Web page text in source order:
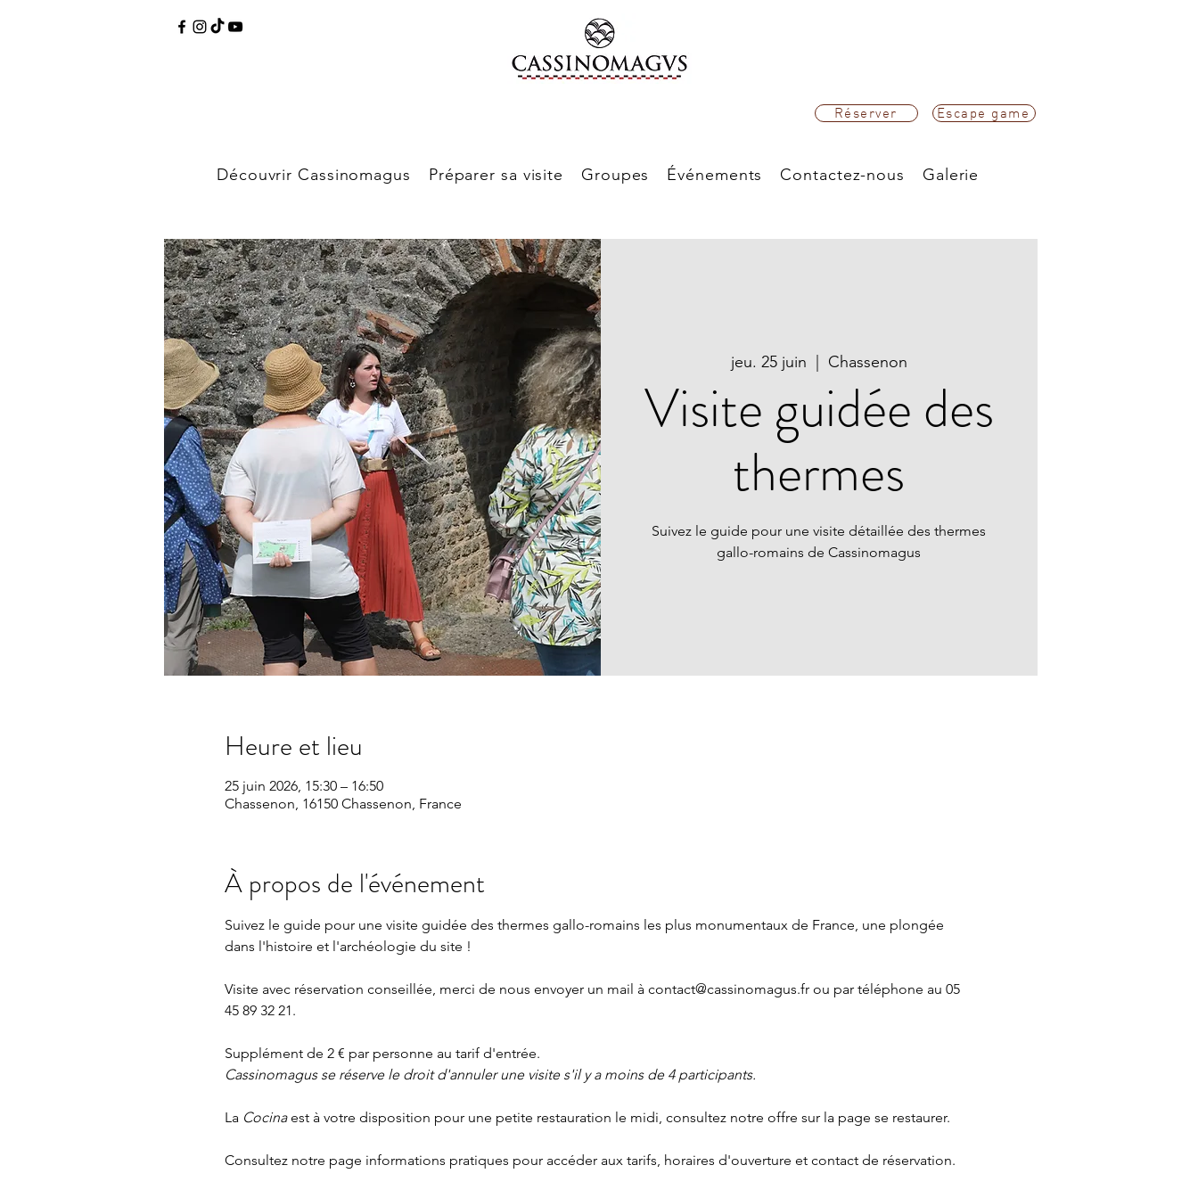
Réserver Escape game
Découvrir Cassinomagus Préparer sa visite Groupes Événements Contactez-nous Galerie
jeu. 25 juin
  |
Chassenon
Visite guidée des
thermes
Suivez le guide pour une visite détaillée des thermes
gallo-romains de Cassinomagus
Heure et lieu
25 juin 2026, 15:30 – 16:50
Chassenon, 16150 Chassenon, France
À propos de l'événement
Suivez le guide pour une visite guidée des thermes gallo-romains les plus monumentaux de France, une plongée
dans l'histoire et l'archéologie du site !
Visite avec réservation conseillée, merci de nous envoyer un mail à contact@cassinomagus.fr ou par téléphone au 05
45 89 32 21.
Supplément de 2 € par personne au tarif d'entrée.
Cassinomagus se réserve le droit d'annuler une visite s'il y a moins de 4 participants.
La Cocina est à votre disposition pour une petite restauration le midi, consultez notre offre sur la page se restaurer.
Consultez notre page informations pratiques pour accéder aux tarifs, horaires d'ouverture et contact de réservation.